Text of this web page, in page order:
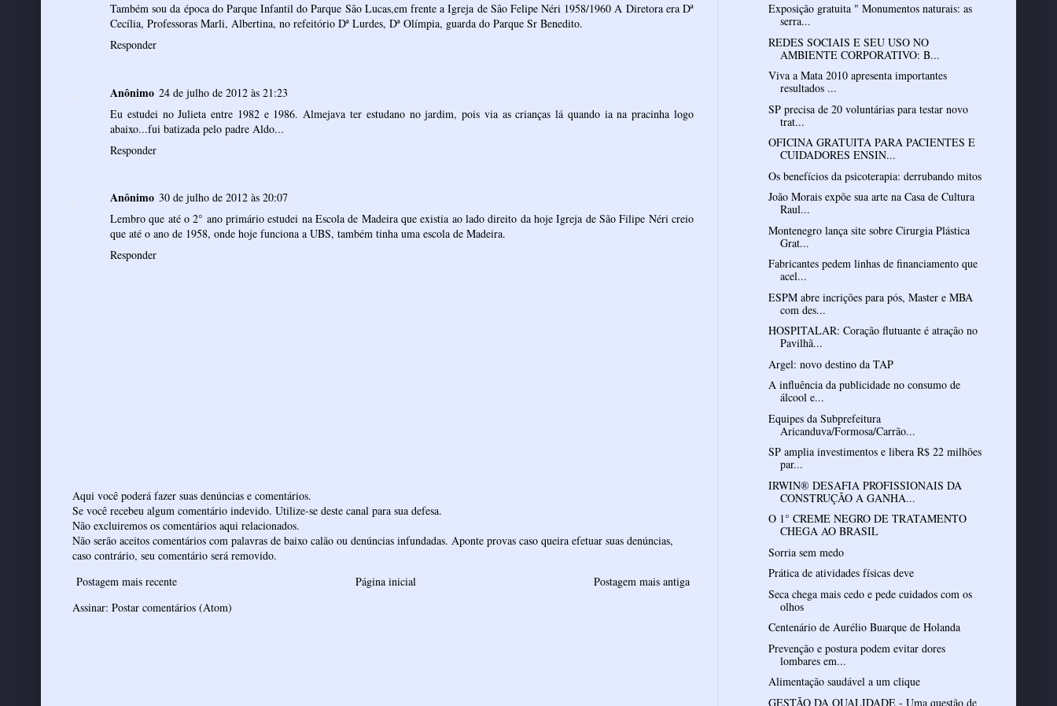
Também sou da época do Parque Infantil do Parque Sâo Lucas,em frente a Igreja de Sâo Felipe Néri 1958/1960 A Diretora era Dª
Cecília, Professoras Marli, Albertina, no refeitório Dª Lurdes, Dª Olímpia, guarda do Parque Sr Benedito.
Responder
Anônimo 24 de julho de 2012 às 21:23
Eu estudei no Julieta entre 1982 e 1986. Almejava ter estudano no jardim, pois via as crianças lá quando ia na pracinha logo
abaixo...fui batizada pelo padre Aldo...
Responder
Anônimo 30 de julho de 2012 às 20:07
Lembro que até o 2° ano primário estudei na Escola de Madeira que existia ao lado direito da hoje Igreja de São Filipe Néri creio
que até o ano de 1958, onde hoje funciona a UBS, também tinha uma escola de Madeira.
Responder
Aqui você poderá fazer suas denúncias e comentários.
Se você recebeu algum comentário indevido. Utilize-se deste canal para sua defesa.
Não excluiremos os comentários aqui relacionados.
Não serão aceitos comentários com palavras de baixo calão ou denúncias infundadas. Aponte provas caso queira efetuar suas denúncias,
caso contrário, seu comentário será removido.
Postagem mais recente
Postagem mais antiga
Página inicial
Assinar: Postar comentários (Atom)
Exposição gratuita " Monumentos naturais: as
serra...
REDES SOCIAIS E SEU USO NO
AMBIENTE CORPORATIVO: B...
Viva a Mata 2010 apresenta importantes
resultados ...
SP precisa de 20 voluntárias para testar novo
trat...
OFICINA GRATUITA PARA PACIENTES E
CUIDADORES ENSIN...
Os benefícios da psicoterapia: derrubando mitos
João Morais expõe sua arte na Casa de Cultura
Raul...
Montenegro lança site sobre Cirurgia Plástica
Grat...
Fabricantes pedem linhas de financiamento que
acel...
ESPM abre incrições para pós, Master e MBA
com des...
HOSPITALAR: Coração flutuante é atração no
Pavilhã...
Argel: novo destino da TAP
A influência da publicidade no consumo de
álcool e...
Equipes da Subprefeitura
Aricanduva/Formosa/Carrão...
SP amplia investimentos e libera R$ 22 milhões
par...
IRWIN® DESAFIA PROFISSIONAIS DA
CONSTRUÇÃO A GANHA...
O 1° CREME NEGRO DE TRATAMENTO
CHEGA AO BRASIL
Sorria sem medo
Prática de atividades físicas deve
Seca chega mais cedo e pede cuidados com os
olhos
Centenário de Aurélio Buarque de Holanda
Prevenção e postura podem evitar dores
lombares em...
Alimentação saudável a um clique
GESTÃO DA QUALIDADE - Uma questão de